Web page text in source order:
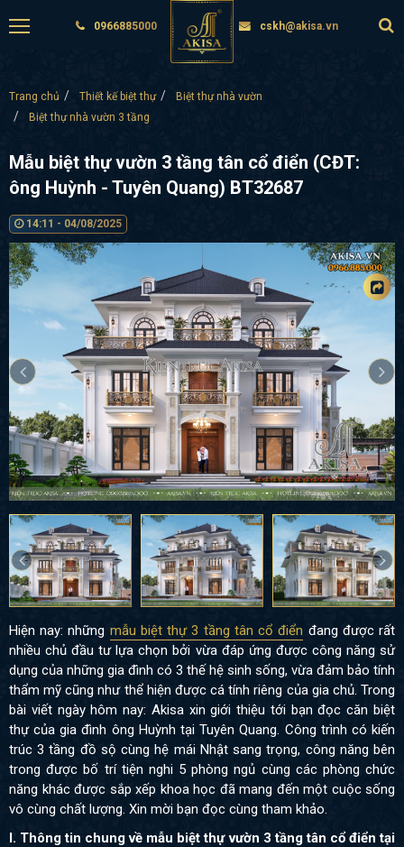
0966885000 cskh@akisa.vn
Trang chủ Thiết kế biệt thự
Biệt thự nhà vườn
Biệt thự nhà vườn 3 tầng
Mẫu biệt thự vườn 3 tầng tân cổ điển (CĐT:
ông Huỳnh - Tuyên Quang) BT32687
14:11 - 04/08/2025
Hiện nay: những mẫu biệt thự 3 tầng tân cổ điển đang được rất
nhiều chủ đầu tư lựa chọn bởi vừa đáp ứng được công năng sử
dụng của những gia đình có 3 thế hệ sinh sống, vừa đảm bảo tính
thẩm mỹ cũng như thể hiện được cá tính riêng của gia chủ. Trong
bài viết ngày hôm nay: Akisa xin giới thiệu tới bạn đọc căn biệt
thự của gia đình ông Huỳnh tại Tuyên Quang. Công trình có kiến
trúc 3 tầng đồ sộ cùng hệ mái Nhật sang trọng, công năng bên
trong được bố trí tiện nghi 5 phòng ngủ cùng các phòng chức
năng khác được sắp xếp khoa học đã mang đến một cuộc sống
vô cùng chất lượng. Xin mời bạn đọc cùng tham khảo.
I. Thông tin chung về mẫu biệt thự vườn 3 tầng tân cổ điển tại